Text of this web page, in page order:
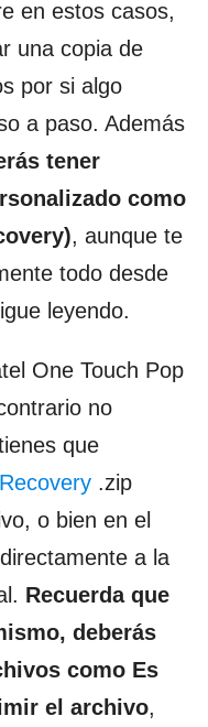
en estos casos,
una copia de
por si algo
a paso. Además
tener
como
, aunque te
todo desde
leyendo.
One Touch Pop
no
que
.zip
o bien en el
a la
Recuerda que
deberás
como Es
el archivo,